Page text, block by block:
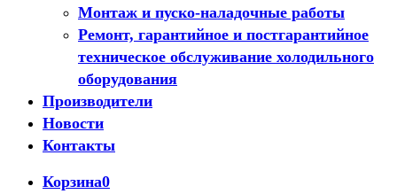
Монтаж и пуско-наладочные работы
Ремонт, гарантийное и постгарантийное
техническое обслуживание холодильного
оборудования
Производители
Новости
Контакты
Корзина0